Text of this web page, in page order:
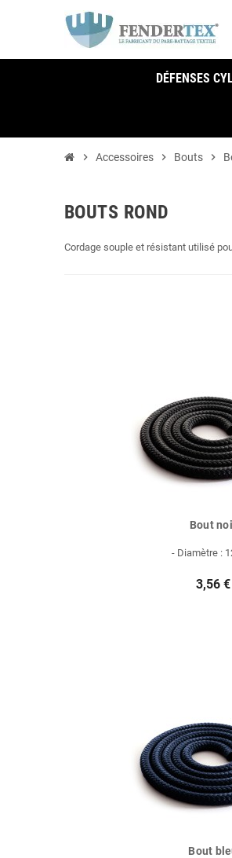
DÉFENSES
chevron_right Accessoires chevron_right Bouts chevron_right
BOUTS ROND
Cordage souple et résistant utilisé
Bout
- Diamètre :
3,56 €
Bout